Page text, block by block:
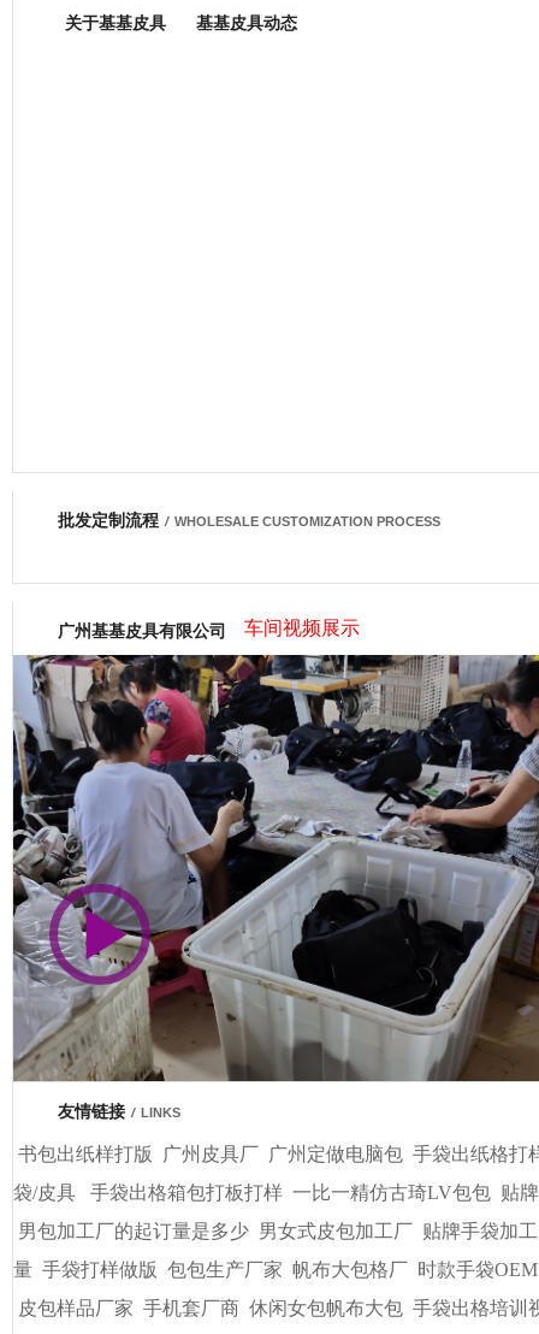
网商会会员
市商会会员单位
关于基基皮具 基基皮具动态
批发定制流程 / WHOLESALE CUSTOMIZATION PROCESS
广州基基皮具有限公司 车间视频展示